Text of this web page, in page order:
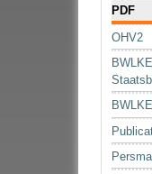
PDF
OHV2